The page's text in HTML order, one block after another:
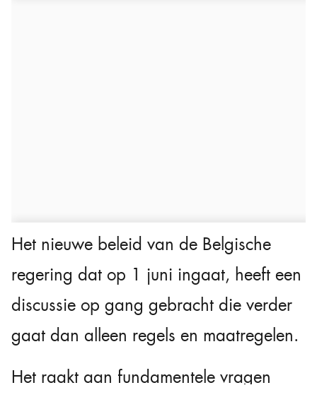
Het nieuwe beleid van de Belgische
regering dat op 1 juni ingaat, heeft een
discussie op gang gebracht die verder
gaat dan alleen regels en maatregelen.
Het raakt aan fundamentele vragen